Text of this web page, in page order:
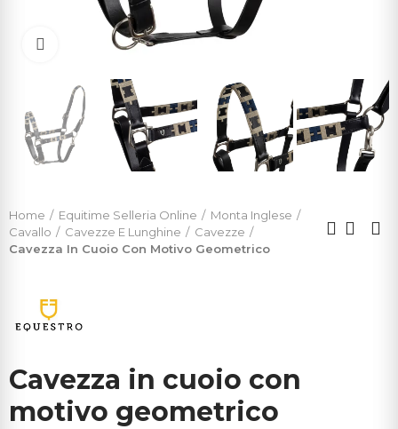
Click to enlarge
Home Equitime Selleria Online
Monta Inglese
Cavallo
Cavezze E Lunghine
Cavezze
Cavezza In Cuoio Con Motivo Geometrico
Cavezza in cuoio con
motivo geometrico